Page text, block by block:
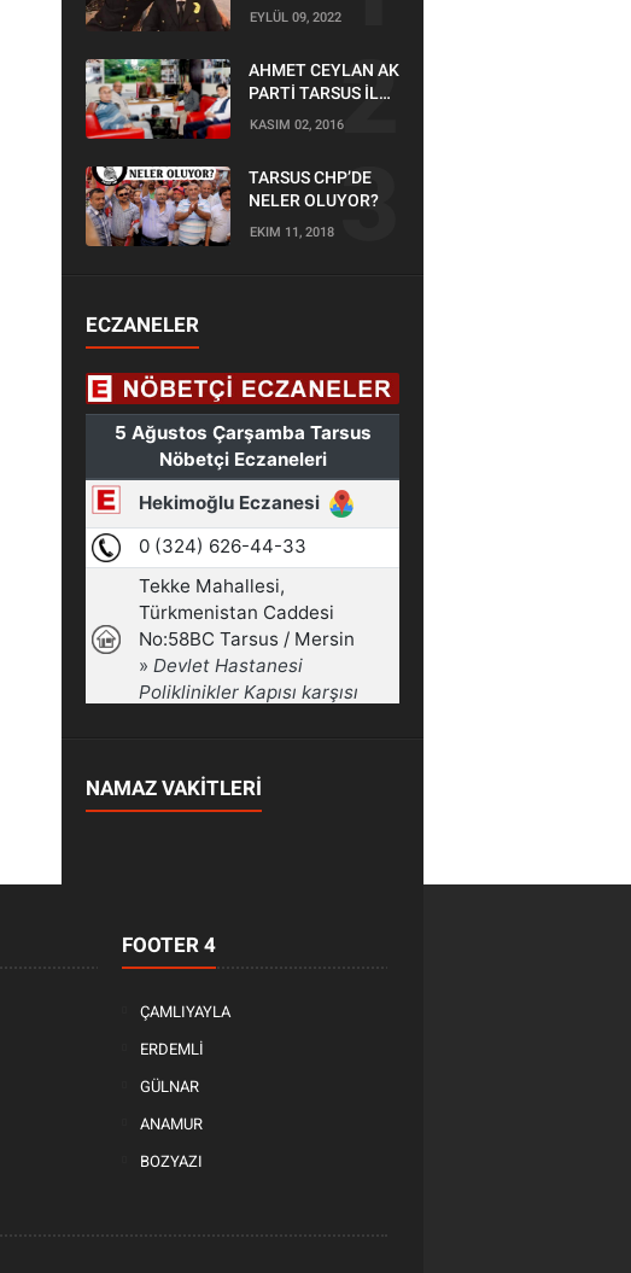
OĞLU KAZADA
EYLÜL 09, 2022
AHMET CEYLAN AK
PARTİ TARSUS İLÇE
BAŞKANLIĞI İÇİN
KASIM 02, 2016
TARSUS CHP’DE
NELER OLUYOR?
EKIM 11, 2018
ECZANELER
NAMAZ VAKİTLERİ
FOOTER 4
ÇAMLIYAYLA
ERDEMLİ
GÜLNAR
ANAMUR
BOZYAZI